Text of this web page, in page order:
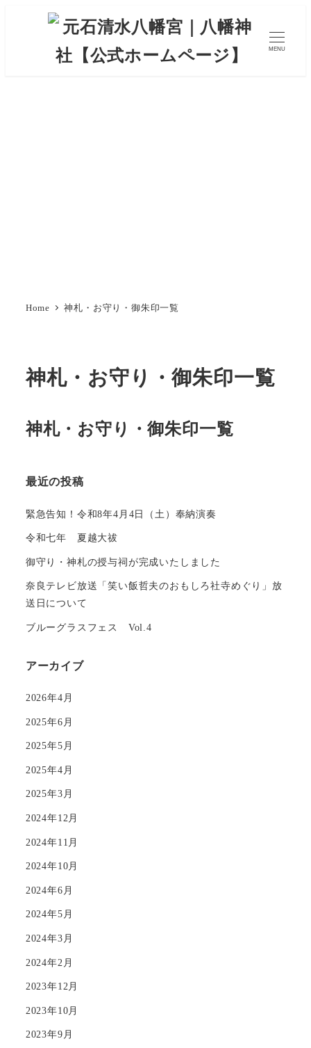
MENU
Home 神札・お守り・御朱印一覧
神札・お守り・御朱印一覧
神札・お守り・御朱印一覧
最近の投稿
緊急告知！令和8年4月4日（土）奉納演奏
令和七年 夏越大祓
御守り・神札の授与祠が完成いたしました
奈良テレビ放送「笑い飯哲夫のおもしろ社寺めぐり」放
送日について
ブルーグラスフェス Vol.4
アーカイブ
2026年4月
2025年6月
2025年5月
2025年4月
2025年3月
2024年12月
2024年11月
2024年10月
2024年6月
2024年5月
2024年3月
2024年2月
2023年12月
2023年10月
2023年9月